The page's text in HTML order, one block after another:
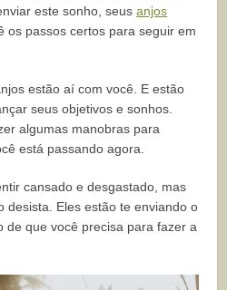
este sonho, seusanjos
os passos certos para seguir em
estão aí com você. E estão
seus objetivos e sonhos.
algumas manobras para
está passando agora.
cansado e desgastado, mas
desista. Eles estão te enviando o
de que você precisa para fazer a